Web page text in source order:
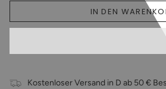
IN DEN
Kostenloser Versand in D ab 50 €